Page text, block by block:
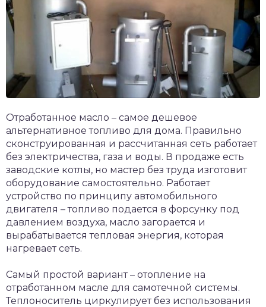
Отработанное масло – самое дешевое
альтернативное топливо для дома. Правильно
сконструированная и рассчитанная сеть работает
без электричества, газа и воды. В продаже есть
заводские котлы, но мастер без труда изготовит
оборудование самостоятельно. Работает
устройство по принципу автомобильного
двигателя – топливо подается в форсунку под
давлением воздуха, масло загорается и
вырабатывается тепловая энергия, которая
нагревает сеть.
Самый простой вариант – отопление на
отработанном масле для самотечной системы.
Теплоноситель циркулирует без использования